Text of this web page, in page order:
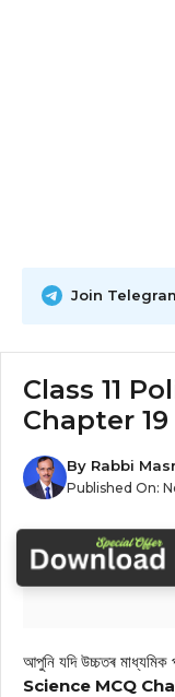
Join
Class 11
Chapter 19
By Rabbi
Published On:
আপুনি যদি উচ্চতৰ মাধ্যমিক
Science MCQ